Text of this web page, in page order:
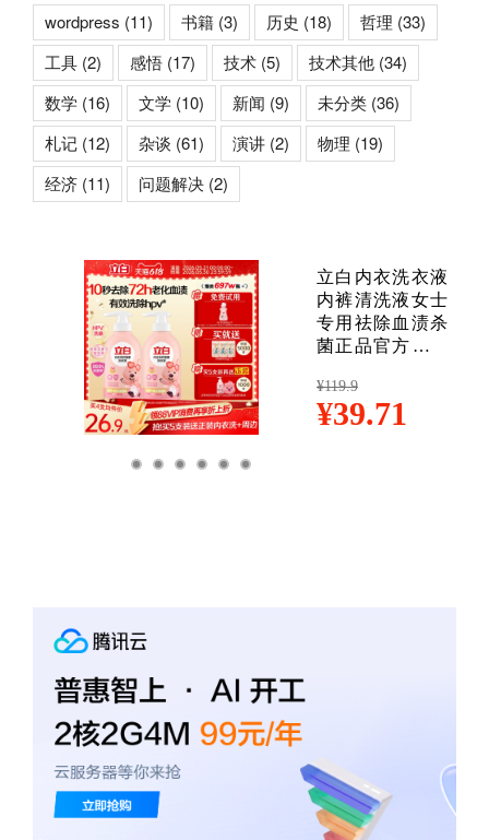
wordpress (11) 书籍 (3) 历史 (18) 哲理 (33)
工具 (2) 感悟 (17) 技术 (5) 技术其他 (34)
数学 (16) 文学 (10) 新闻 (9) 未分类 (36)
札记 (12) 杂谈 (61) 演讲 (2) 物理 (19)
经济 (11) 问题解决 (2)